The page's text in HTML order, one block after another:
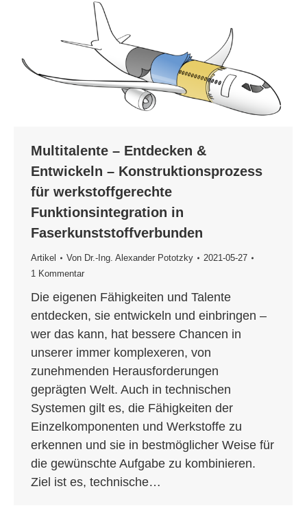
Multitalente – Entdecken &
Entwickeln – Konstruktionsprozess
für werkstoffgerechte
Funktionsintegration in
Faserkunststoffverbunden
Artikel Von Dr.-Ing. Alexander Pototzky
2021-05-27
1 Kommentar
Die eigenen Fähigkeiten und Talente
entdecken, sie entwickeln und einbringen –
wer das kann, hat bessere Chancen in
unserer immer komplexeren, von
zunehmenden Herausforderungen
geprägten Welt. Auch in technischen
Systemen gilt es, die Fähigkeiten der
Einzelkomponenten und Werkstoffe zu
erkennen und sie in bestmöglicher Weise für
die gewünschte Aufgabe zu kombinieren.
Ziel ist es, technische…